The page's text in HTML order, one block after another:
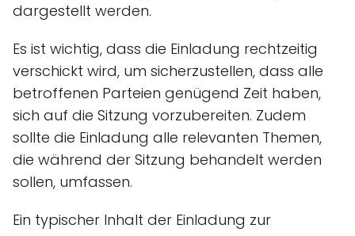
dargestellt werden.
Es ist wichtig, dass die Einladung rechtzeitig
verschickt wird, um sicherzustellen, dass alle
betroffenen Parteien genügend Zeit haben,
sich auf die Sitzung vorzubereiten. Zudem
sollte die Einladung alle relevanten Themen,
die während der Sitzung behandelt werden
sollen, umfassen.
Ein typischer Inhalt der Einladung zur